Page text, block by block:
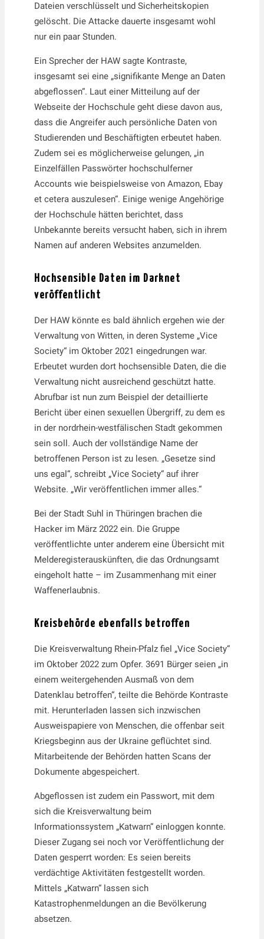
Dateien verschlüsselt und Sicherheitskopien
gelöscht. Die Attacke dauerte insgesamt wohl
nur ein paar Stunden.
Ein Sprecher der HAW sagte Kontraste,
insgesamt sei eine „signifikante Menge an Daten
abgeflossen“. Laut einer Mitteilung auf der
Webseite der Hochschule geht diese davon aus,
dass die Angreifer auch persönliche Daten von
Studierenden und Beschäftigten erbeutet haben.
Zudem sei es möglicherweise gelungen, „in
Einzelfällen Passwörter hochschulferner
Accounts wie beispielsweise von Amazon, Ebay
et cetera auszulesen“. Einige wenige Angehörige
der Hochschule hätten berichtet, dass
Unbekannte bereits versucht haben, sich in ihrem
Namen auf anderen Websites anzumelden.
Hochsensible Daten im Darknet
veröffentlicht
Der HAW könnte es bald ähnlich ergehen wie der
Verwaltung von Witten, in deren Systeme „Vice
Society“ im Oktober 2021 eingedrungen war.
Erbeutet wurden dort hochsensible Daten, die die
Verwaltung nicht ausreichend geschützt hatte.
Abrufbar ist nun zum Beispiel der detaillierte
Bericht über einen sexuellen Übergriff, zu dem es
in der nordrhein-westfälischen Stadt gekommen
sein soll. Auch der vollständige Name der
betroffenen Person ist zu lesen. „Gesetze sind
uns egal“, schreibt „Vice Society“ auf ihrer
Website. „Wir veröffentlichen immer alles.“
Bei der Stadt Suhl in Thüringen brachen die
Hacker im März 2022 ein. Die Gruppe
veröffentlichte unter anderem eine Übersicht mit
Melderegisterauskünften, die das Ordnungsamt
eingeholt hatte – im Zusammenhang mit einer
Waffenerlaubnis.
Kreisbehörde ebenfalls betroffen
Die Kreisverwaltung Rhein-Pfalz fiel „Vice Society“
im Oktober 2022 zum Opfer. 3691 Bürger seien „in
einem weitergehenden Ausmaß von dem
Datenklau betroffen“, teilte die Behörde Kontraste
mit. Herunterladen lassen sich inzwischen
Ausweispapiere von Menschen, die offenbar seit
Kriegsbeginn aus der Ukraine geflüchtet sind.
Mitarbeitende der Behörden hatten Scans der
Dokumente abgespeichert.
Abgeflossen ist zudem ein Passwort, mit dem
sich die Kreisverwaltung beim
Informationssystem „Katwarn“ einloggen konnte.
Dieser Zugang sei noch vor Veröffentlichung der
Daten gesperrt worden: Es seien bereits
verdächtige Aktivitäten festgestellt worden.
Mittels „Katwarn“ lassen sich
Katastrophenmeldungen an die Bevölkerung
absetzen.